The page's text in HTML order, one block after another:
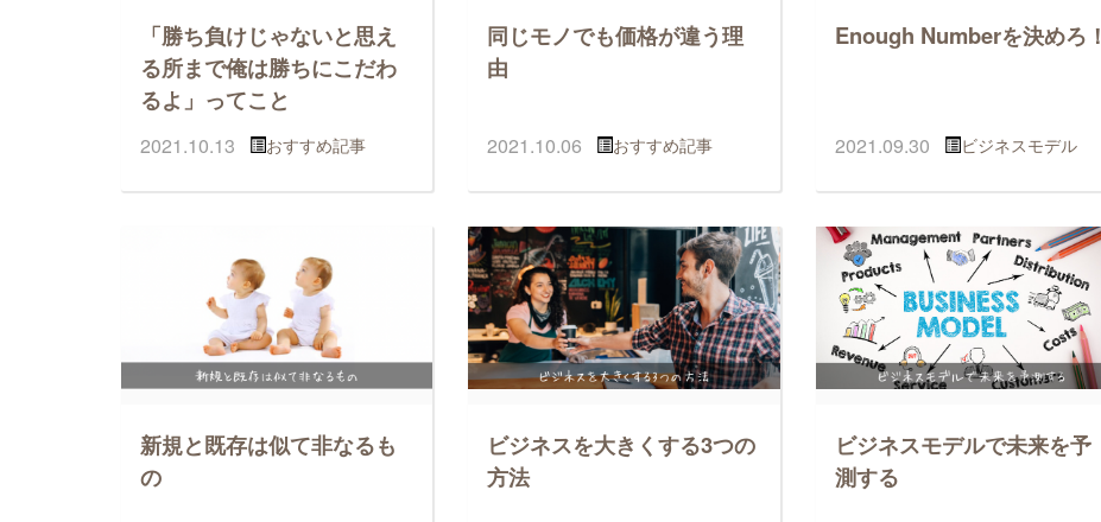
「勝ち負けじゃないと思え
る所まで俺は勝ちにこだわ
るよ」ってこと
2021.10.13 おすすめ記事
同じモノでも価格が違う理
由
2021.10.06 おすすめ記事
Enough Numberを決めろ！
2021.09.30 ビジネスモデル
新規と既存は似て非なるも
の
ビジネスを大きくする3つの
方法
ビジネスモデルで未来を予
測する